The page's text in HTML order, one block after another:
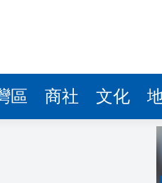
區 商社 文化